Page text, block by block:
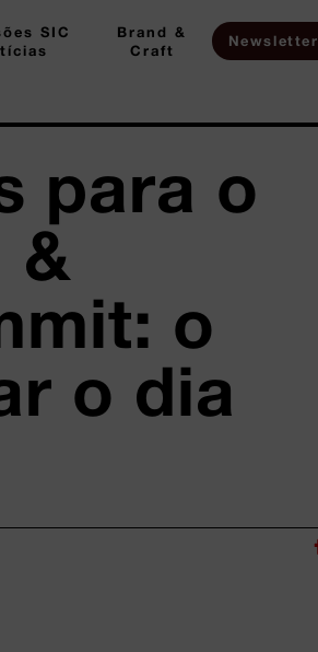
SIC
Brand &
Craft
Newsletter
para o
&
o
o dia